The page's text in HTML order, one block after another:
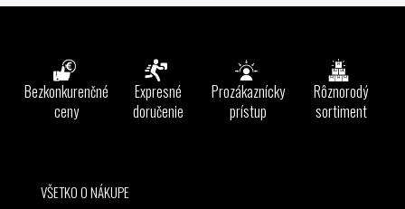
Bezkonkurenčné
ceny
Expresné
doručenie
Prozákaznícky
prístup
Rôznorodý
sortiment
VŠETKO O NÁKUPE